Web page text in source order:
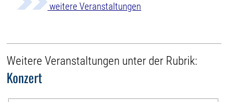
weitere Veranstaltungen
Weitere Veranstaltungen unter der Rubrik:
Konzert